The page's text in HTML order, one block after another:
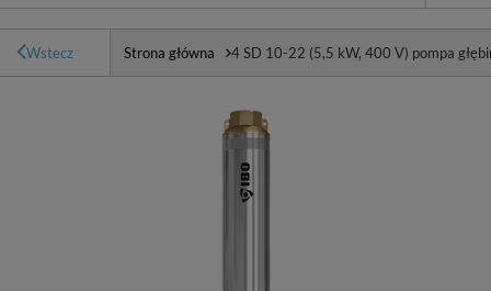
Wstecz Strona główna 4 SD 10-22 (5,5 kW, 400 V) pompa